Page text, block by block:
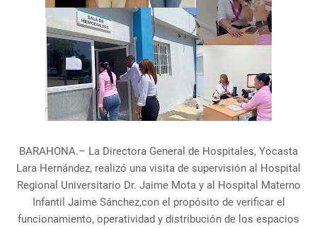
BARAHONA.– La Directora General de Hospitales, Yocasta
Lara Hernández, realizó una visita de supervisión al Hospital
Regional Universitario Dr. Jaime Mota y al Hospital Materno
Infantil Jaime Sánchez,con el propósito de verificar el
funcionamiento, operatividad y distribución de los espacios